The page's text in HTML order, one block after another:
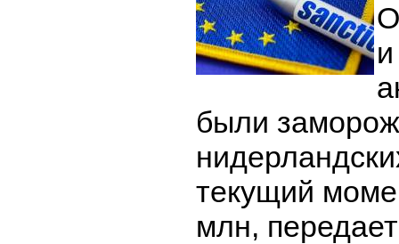
были
текущий
млн,